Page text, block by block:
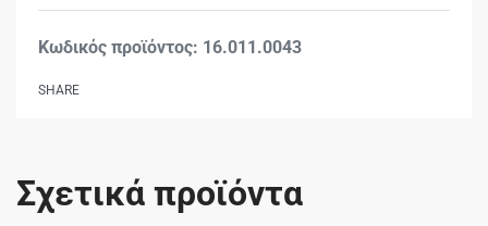
16.011.0043
SHARE
Σχετικά προϊόντα